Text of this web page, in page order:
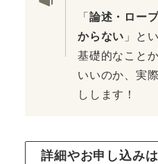
「論述・ロー
からない 」と
基礎的なこと
いいのか、実
しします！
詳細やお申し込みは